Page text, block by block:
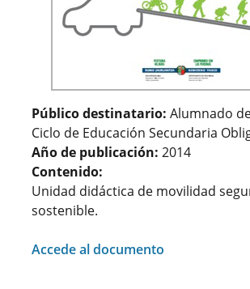
Público destinatario: Alumnado
Ciclo de Educación Secundaria
Año de publicación: 2014
Contenido:
Unidad didáctica de movilidad
sostenible.
Accede al documento